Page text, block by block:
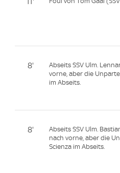
8'
Abseits SSV Ulm.
vorne, aber die
im Abseits.
8'
Abseits SSV Ulm.
nach vorne, aber die
Scienza im Abseits.